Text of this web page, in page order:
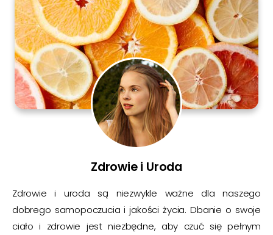
Zdrowie i Uroda
Zdrowie i uroda są niezwykle ważne dla naszego
dobrego samopoczucia i jakości życia. Dbanie o swoje
ciało i zdrowie jest niezbędne, aby czuć się pełnym